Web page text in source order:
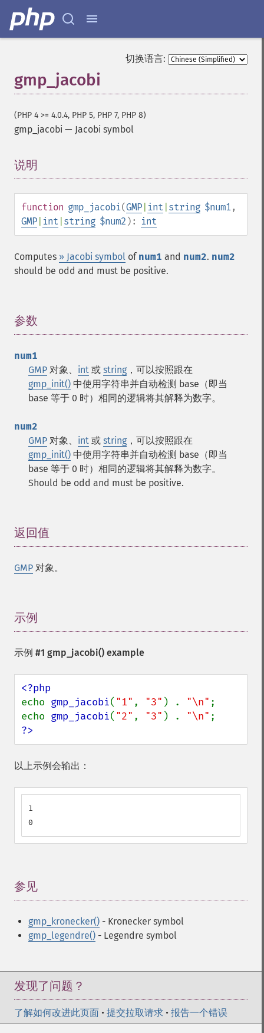
切换语言:
gmp_jacobi
(PHP 4 >= 4.0.4, PHP 5, PHP 7, PHP 8)
gmp_jacobi — Jacobi symbol
说明
function gmp_jacobi(GMP int string $num1,
GMP int string $num2 ): int
Computes » Jacobi symbol of num1 and num2. num2
should be odd and must be positive.
参数
num1
GMP 对象、 int 或 string ，可以按照跟在
gmp_init() 中使用字符串并自动检测 base（即当
base 等于 0 时）相同的逻辑将其解释为数字。
num2
GMP 对象、 int 或 string ，可以按照跟在
gmp_init() 中使用字符串并自动检测 base（即当
base 等于 0 时）相同的逻辑将其解释为数字。
Should be odd and must be positive.
返回值
GMP 对象。
示例
示例 #1 gmp_jacobi() example
echo gmp_jacobi( "1" , "3" ) . "\n" ;
echo gmp_jacobi( "2" , "3" ) . "\n"
?>
以上示例会输出：
1
0
参见
gmp_kronecker() - Kronecker symbol
gmp_legendre() - Legendre symbol
发现了问题？
了解如何改进此页面 • 提交拉取请求 • 报告一个错误